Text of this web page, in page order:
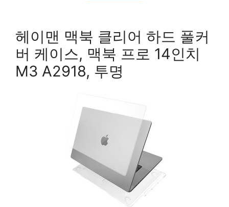
헤이맨 맥북 클리어 하드 풀커
버 케이스, 맥북 프로 14인치
M3 A2918, 투명